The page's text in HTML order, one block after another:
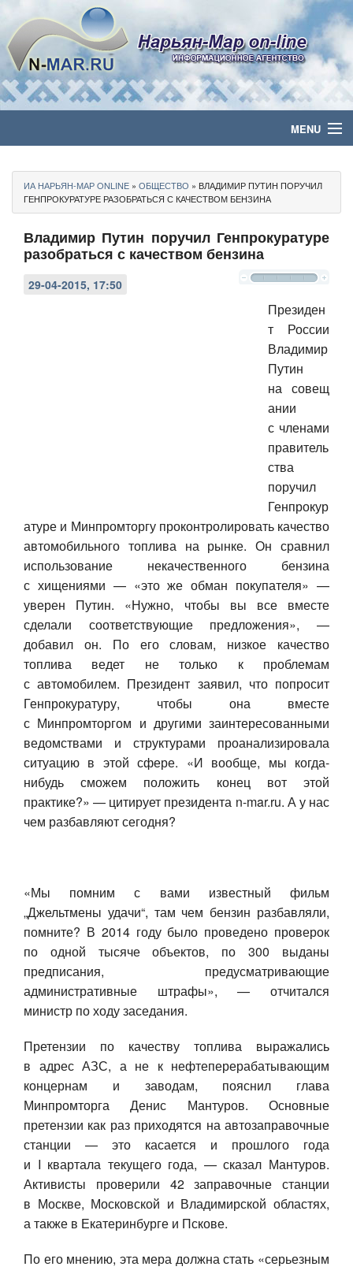
MENU
Политика
Бизнес
ИА НАРЬЯН-МАР ONLINE » ОБЩЕСТВО » ВЛАДИМИР ПУТИН ПОРУЧИЛ
ГЕНПРОКУРАТУРЕ РАЗОБРАТЬСЯ С КАЧЕСТВОМ БЕНЗИНА
Владимир Путин поручил Генпрокуратуре
разобраться с качеством бензина
29-04-2015, 17:50
Президен
т России
Владимир
Путин
на совещ
ании
с членами
правитель
ства
поручил
Генпрокур
атуре и Минпромторгу проконтролировать качество
автомобильного топлива на рынке. Он сравнил
использование некачественного бензина
с хищениями — «это же обман покупателя» —
уверен Путин. «Нужно, чтобы вы все вместе
сделали соответствующие предложения», —
добавил он. По его словам, низкое качество
топлива ведет не только к проблемам
с автомобилем. Президент заявил, что попросит
Генпрокуратуру, чтобы она вместе
с Минпромторгом и другими заинтересованными
ведомствами и структурами проанализировала
ситуацию в этой сфере. «И вообще, мы когда-
нибудь сможем положить конец вот этой
практике?» — цитирует президента n-mar.ru. А у нас
чем разбавляют сегодня?
«Мы помним с вами известный фильм
„Джельтмены удачи“, там чем бензин разбавляли,
помните? В 2014 году было проведено проверок
по одной тысяче объектов, по 300 выданы
предписания, предусматривающие
административные штрафы», — отчитался
министр по ходу заседания.
Претензии по качеству топлива выражались
в адрес АЗС, а не к нефтеперерабатывающим
концернам и заводам, пояснил глава
Минпромторга Денис Мантуров. Основные
претензии как раз приходятся на автозаправочные
станции — это касается и прошлого года
и I квартала текущего года, — сказал Мантуров.
Активисты проверили 42 заправочные станции
в Москве, Московской и Владимирской областях,
а также в Екатеринбурге и Пскове.
По его мнению, эта мера должна стать «серьезным